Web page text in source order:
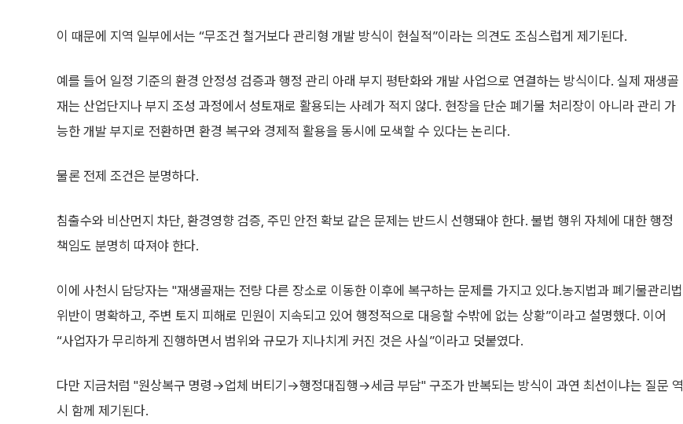
이 때문에 지역 일부에서는 “무조건 철거보다 관리형 개발 방식이 현실적”이라는 의견도 조심스럽게 제기된다.
예를 들어 일정 기준의 환경 안정성 검증과 행정 관리 아래 부지 평탄화와 개발 사업으로 연결하는 방식이다. 실제 재생골
재는 산업단지나 부지 조성 과정에서 성토재로 활용되는 사례가 적지 않다. 현장을 단순 폐기물 처리장이 아니라 관리 가
능한 개발 부지로 전환하면 환경 복구와 경제적 활용을 동시에 모색할 수 있다는 논리다.
물론 전제 조건은 분명하다.
침출수와 비산먼지 차단, 환경영향 검증, 주민 안전 확보 같은 문제는 반드시 선행돼야 한다. 불법 행위 자체에 대한 행정
책임도 분명히 따져야 한다.
이에 사천시 담당자는 "재생골재는 전량 다른 장소로 이동한 이후에 복구하는 문제를 가지고 있다.농지법과 폐기물관리법
위반이 명확하고, 주변 토지 피해로 민원이 지속되고 있어 행정적으로 대응할 수밖에 없는 상황”이라고 설명했다. 이어
“사업자가 무리하게 진행하면서 범위와 규모가 지나치게 커진 것은 사실”이라고 덧붙였다.
다만 지금처럼 "원상복구 명령→업체 버티기→행정대집행→세금 부담" 구조가 반복되는 방식이 과연 최선이냐는 질문 역
시 함께 제기된다.